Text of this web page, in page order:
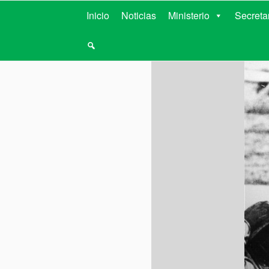
MINISTERIO
Inicio Noticias Ministerio